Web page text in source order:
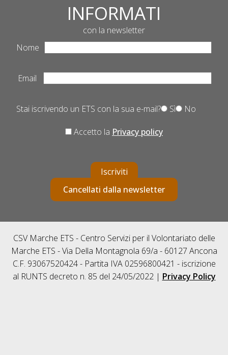
INFORMATI
con la newsletter
Nome
Email
Stai iscrivendo un ETS con la sua e-mail? Sì No
Accetto la Privacy policy
Iscriviti
Cancellati dalla newsletter
CSV Marche ETS - Centro Servizi per il Volontariato delle
Marche ETS - Via Della Montagnola 69/a - 60127 Ancona
C.F. 93067520424 - Partita IVA 02596800421 - iscrizione
al RUNTS decreto n. 85 del 24/05/2022 | Privacy Policy